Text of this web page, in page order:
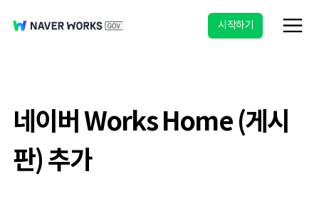
시작하기
네이버 Works Home (게시
판) 추가